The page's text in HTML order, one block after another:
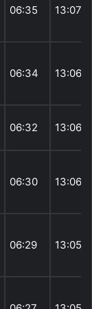
06:35 13:07
06:34 13:06
06:32 13:06
06:30 13:06
06:29 13:05